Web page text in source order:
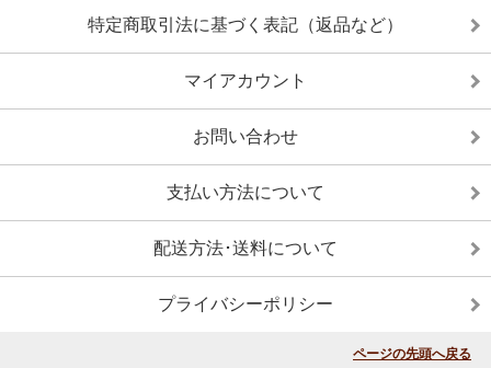
特定商取引法に基づく表記（返品など）
マイアカウント
お問い合わせ
支払い方法について
配送方法･送料について
プライバシーポリシー
ページの先頭へ戻る